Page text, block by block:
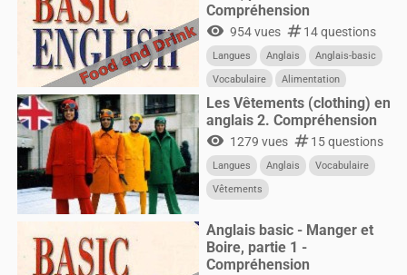
Compréhension
visibility 954 vues numbers14 questions
Langues Anglais
Anglais-basic
Vocabulaire
Alimentation
Les Vêtements (clothing) en
anglais 2. Compréhension
visibility 1279 vues numbers15 questions
Langues Anglais
Vocabulaire
Vêtements
Anglais basic - Manger et
Boire, partie 1 -
Compréhension